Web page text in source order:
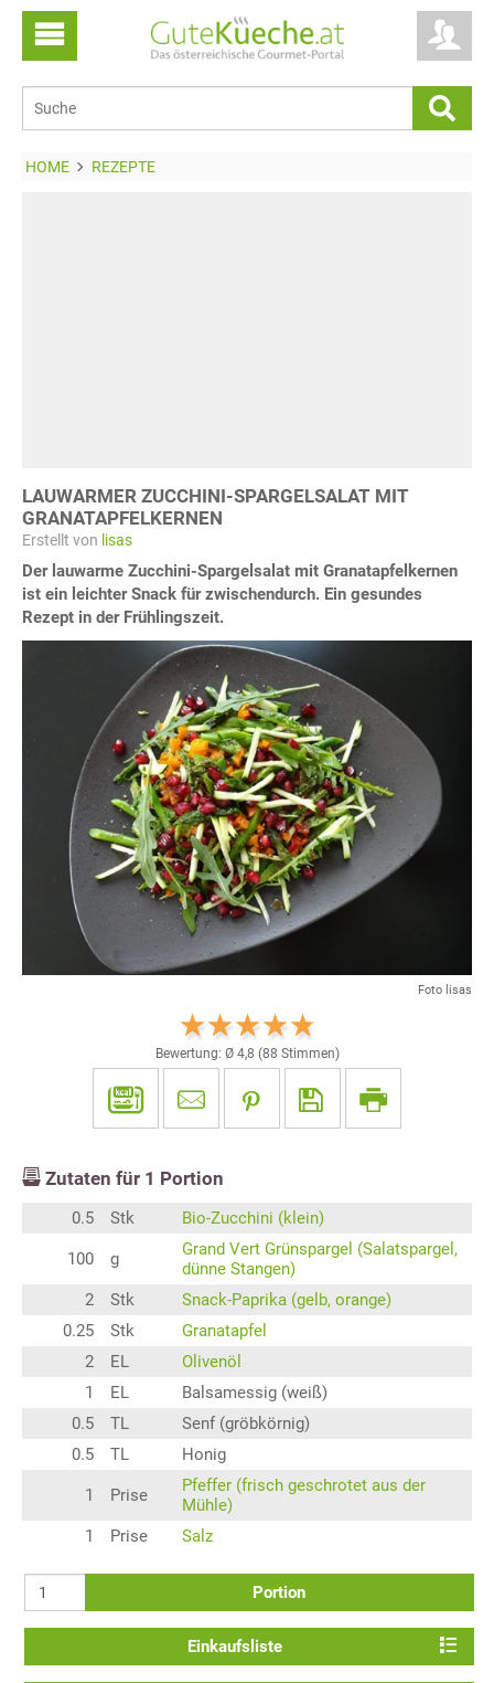
HOME REZEPTE
LAUWARMER ZUCCHINI-SPARGELSALAT MIT
GRANATAPFELKERNEN
Erstellt von lisas
Der lauwarme Zucchini-Spargelsalat mit Granatapfelkernen
ist ein leichter Snack für zwischendurch. Ein gesundes
Rezept in der Frühlingszeit.
Foto lisas
Bewertung: Ø 4,8 (88 Stimmen)
Zutaten für 1 Portion
0.5 Stk Bio-Zucchini (klein)
100 g
Grand Vert Grünspargel (Salatspargel,
dünne Stangen)
2
Stk
Snack-Paprika (gelb, orange)
0.25
Stk
Granatapfel
2
EL
Olivenöl
1
EL
Balsamessig (weiß)
0.5
TL
Senf (gröbkörnig)
0.5
TL Honig
1 Prise
Pfeffer (frisch geschrotet aus der
Mühle)
1
Prise Salz
Portion
Einkaufsliste